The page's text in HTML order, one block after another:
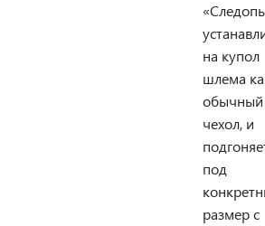
на купол
шлема
обычный
чехол, и
под
размер с